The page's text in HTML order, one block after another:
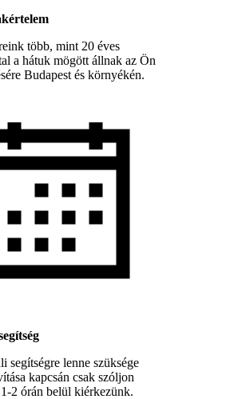
több, mint 20 éves
a hátuk mögött állnak az Ön
Budapest és környékén.
segítségre lenne szüksége
kapcsán csak szóljon
2 órán belül kiérkezünk.